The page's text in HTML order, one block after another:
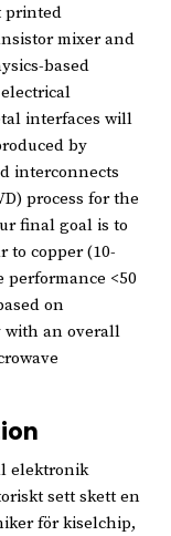
printed
mixer and
based
interfaces will
by
interconnects
process for the
final goal is to
to copper (10-
<50
on
with an overall
elektronik
sett skett en
för kiselchip,